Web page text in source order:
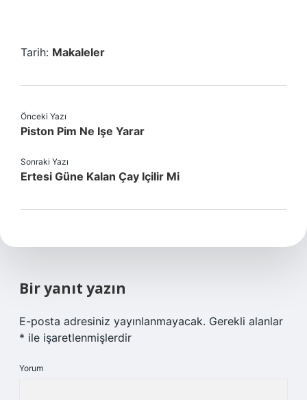
Tarih: Makaleler
Önceki Yazı
Piston Pim Ne Işe Yarar
Sonraki Yazı
Ertesi Güne Kalan Çay Içilir Mi
Bir yanıt yazın
E-posta adresiniz yayınlanmayacak. Gerekli alanlar
* ile işaretlenmişlerdir
Yorum